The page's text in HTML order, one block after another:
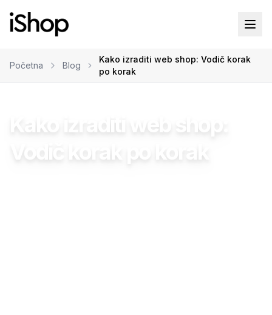
Početna Blog
Kako izraditi web shop: Vodič korak
po korak
Kako izraditi web shop:
Vodič korak po korak